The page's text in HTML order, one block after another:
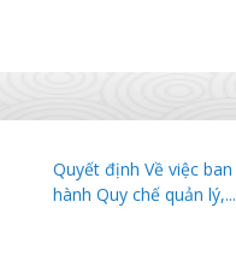
Quyết định Về việc ban
hành Quy chế quản lý,...